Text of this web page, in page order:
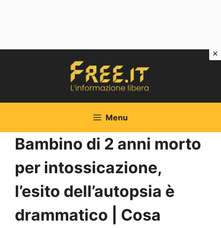
Menu
Bambino di 2 anni morto
per intossicazione,
l’esito dell’autopsia è
drammatico | Cosa